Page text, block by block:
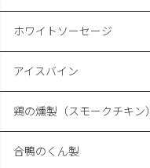
ホワイトソーセージ
アイスバイン
鶏の燻製（スモークチキン）
合鴨のくん製